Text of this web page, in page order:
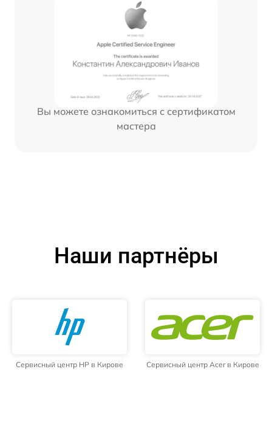
Вы можете ознакомиться с сертификатом
мастера
Наши партнёры
Сервисный центр HP в Кирове Сервисный центр Acer в Кирове